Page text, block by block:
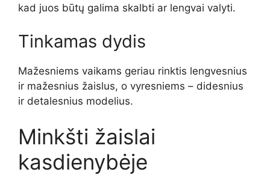
kad juos būtų galima skalbti ar lengvai valyti.
Tinkamas dydis
Mažesniems vaikams geriau rinktis lengvesnius
ir mažesnius žaislus, o vyresniems – didesnius
ir detalesnius modelius.
Minkšti žaislai
kasdienybėje